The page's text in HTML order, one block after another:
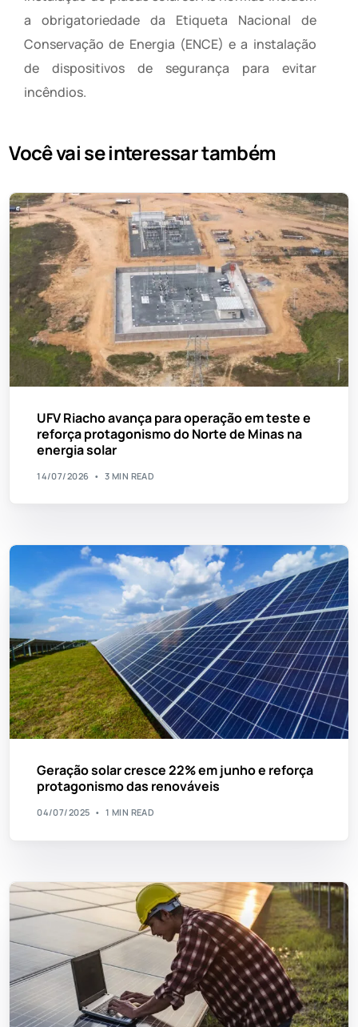
a obrigatoriedade da Etiqueta Nacional de
Conservação de Energia (ENCE) e a instalação
de dispositivos de segurança para evitar
incêndios.
Você vai se interessar também
UFV Riacho avança para operação em teste e
reforça protagonismo do Norte de Minas na
energia solar
14/07/2026 3 MIN READ
Geração solar cresce 22% em junho e reforça
protagonismo das renováveis
04/07/2025 1 MIN READ